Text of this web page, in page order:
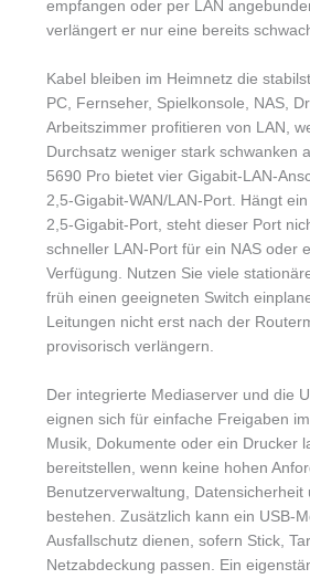
empfangen oder per LAN
verlängert er nur eine bereits
Kabel bleiben im Heimnetz die
PC, Fernseher, Spielkonsole, NAS,
Arbeitszimmer profitieren von LAN,
Durchsatz weniger stark schwanken
5690 Pro bietet vier Gigabit-LAN-
2,5-Gigabit-WAN/LAN-Port. Hängt
2,5-Gigabit-Port, steht dieser Port
schneller LAN-Port für ein NAS oder
Verfügung. Nutzen Sie viele
früh einen geeigneten Switch
Leitungen nicht erst nach der
provisorisch verlängern.
Der integrierte Mediaserver und die
eignen sich für einfache Freigaben
Musik, Dokumente oder ein Drucker
bereitstellen, wenn keine hohen
Benutzerverwaltung, Datensicherheit
bestehen. Zusätzlich kann ein USB-
Ausfallschutz dienen, sofern Stick,
Netzabdeckung passen. Ein